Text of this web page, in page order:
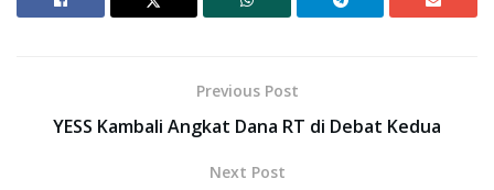
Previous Post
YESS Kambali Angkat Dana RT di Debat Kedua
Next Post